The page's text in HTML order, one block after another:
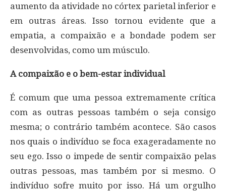
aumento da atividade no córtex parietal inferior e
em outras áreas. Isso tornou evidente que a
empatia, a compaixão e a bondade podem ser
desenvolvidas, como um músculo.
A compaixão e o bem-estar individual
É comum que uma pessoa extremamente crítica
com as outras pessoas também o seja consigo
mesma; o contrário também acontece. São casos
nos quais o indivíduo se foca exageradamente no
seu ego. Isso o impede de sentir compaixão pelas
outras pessoas, mas também por si mesmo. O
indivíduo sofre muito por isso. Há um orgulho